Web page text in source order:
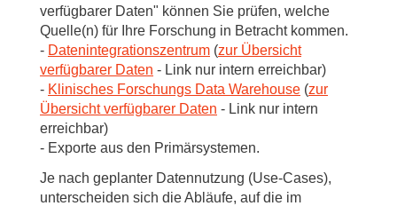
verfügbarer Daten" können Sie prüfen, welche
Quelle(n) für Ihre Forschung in Betracht kommen.
- Datenintegrationszentrum (zur Übersicht
verfügbarer Daten - Link nur intern erreichbar)
- Klinisches Forschungs Data Warehouse (zur
Übersicht verfügbarer Daten - Link nur intern
erreichbar)
- Exporte aus den Primärsystemen.
Je nach geplanter Datennutzung (Use-Cases),
unterscheiden sich die Abläufe, auf die im